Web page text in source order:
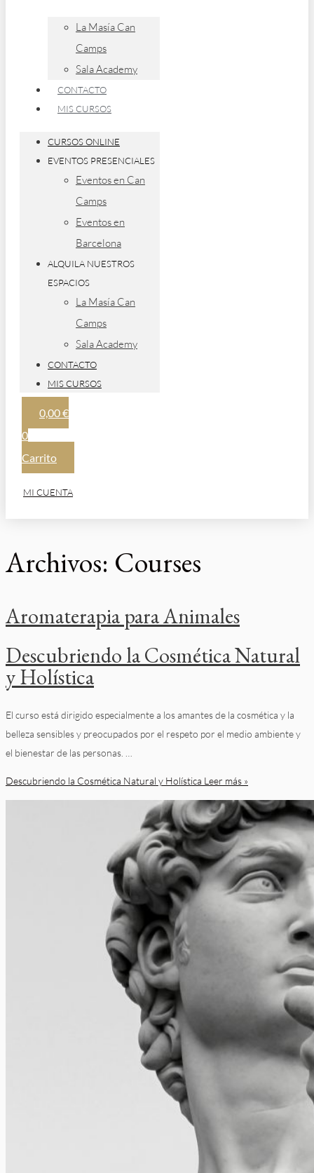
La Masía Can
Camps
Sala Academy
CONTACTO
MIS CURSOS
CURSOS ONLINE
EVENTOS PRESENCIALES
Eventos en Can
Camps
Eventos en
Barcelona
ALQUILA NUESTROS
ESPACIOS
La Masía Can
Camps
Sala Academy
CONTACTO
MIS CURSOS
0,00€
0
Carrito
MI CUENTA
Archivos: Courses
Aromaterapia para Animales
Descubriendo la Cosmética Natural
y Holística​
El curso está dirigido especialmente a los amantes de la cosmética y la
belleza sensibles y preocupados por el respeto por el medio ambiente y
el bienestar de las personas. …
Descubriendo la Cosmética Natural y Holística​ Leer más »